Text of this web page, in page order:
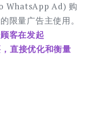
WhatsApp Ad) 购
限量广告主使用。
客在发起
直接优化和衡量